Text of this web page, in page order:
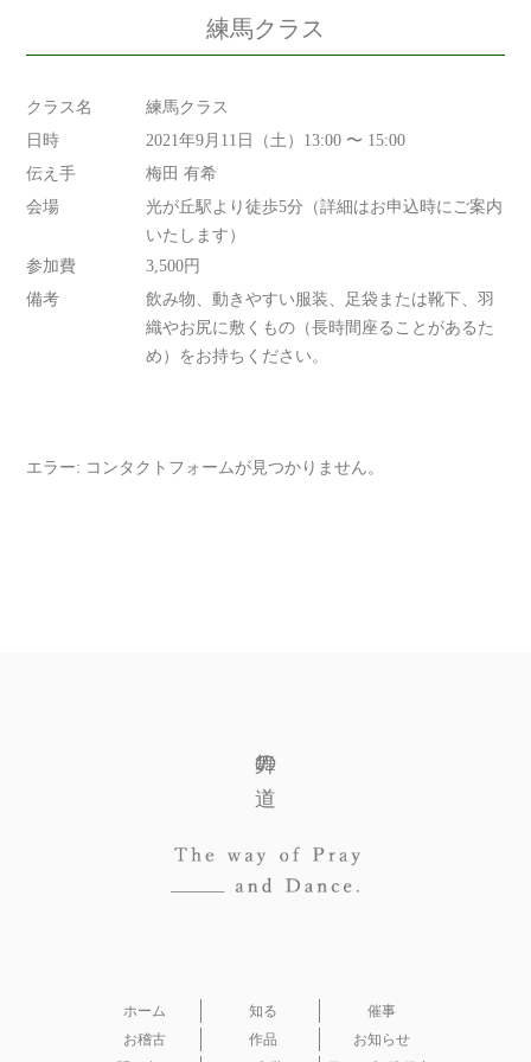
練馬クラス
クラス名
練馬クラス
日時
2021年9月11日（土）13:00 〜 15:00
伝え手
梅田 有希
会場
光が丘駅より徒歩5分（詳細はお申込時にご案内
いたします）
参加費
3,500円
備考
飲み物、動きやすい服装、足袋または靴下、羽
織やお尻に敷くもの（長時間座ることがあるた
め）をお持ちください。
エラー: コンタクトフォームが見つかりません。
舞の道
ホーム 知る
催事
お稽古
作品
お知らせ